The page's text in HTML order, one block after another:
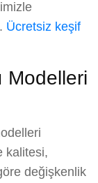
Ücretsiz keşif
Modelleri
kalitesi,
değişkenlik